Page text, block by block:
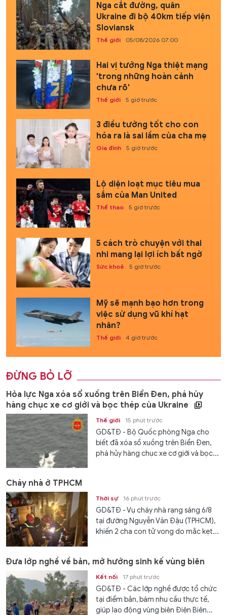
Nga cắt đường, quân
Ukraine đi bộ 40km tiếp viện
Sloviansk
Thế giới 05/08/2026 07:00
Hai vị tướng Nga thiệt mạng
'trong những hoàn cảnh
chưa rõ'
Thế giới 5 giờ trước
3 điều tưởng tốt cho con
hóa ra là sai lầm của cha mẹ
Gia đình 5 giờ trước
Lộ diện loạt mục tiêu mua
sắm của Man United
Thể thao 5 giờ trước
5 cách trò chuyện với thai
nhi mang lại lợi ích bất ngờ
Sức khoẻ 5 giờ trước
Mỹ sẽ mạnh bạo hơn trong
việc sử dụng vũ khí hạt
nhân?
Thế giới 4 giờ trước
ĐỪNG BỎ LỠ
Hỏa lực Nga xóa sổ xuồng trên Biển Đen, phá hủy
hàng chục xe cơ giới và bọc thép của Ukraine
Thế giới 15 phút trước
GD&TĐ - Bộ Quốc phòng Nga cho
biết đã xóa sổ xuồng trên Biển Đen,
phá hủy hàng chục xe cơ giới và bọc...
Cháy nhà ở TPHCM
Thời sự 16 phút trước
GD&TĐ - Vụ cháy nhà rạng sáng 6/8
tại đường Nguyễn Văn Đậu (TPHCM),
khiến 2 cha con tử vong do mắc kẹt...
Đưa lớp nghề về bản, mở hướng sinh kế vùng biên
Kết nối 17 phút trước
GD&TĐ - Các lớp nghề được tổ chức
tại điểm bản, bám nhu cầu thực tế,
giúp lao động vùng biên Điện Biên...